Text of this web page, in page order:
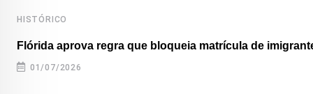
HISTÓRICO
Flórida aprova regra que bloqueia matrícula de
01/07/2026